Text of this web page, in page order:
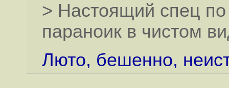
> Настоящий спец
параноик в чистом
Люто, бешенно,